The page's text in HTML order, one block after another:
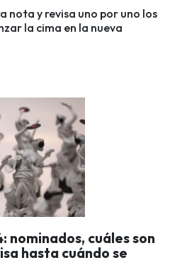
nota y revisa uno por uno los
la cima en la nueva
nominados, cuáles son
hasta cuándo se